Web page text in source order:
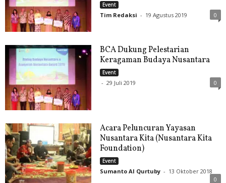
Event
Tim Redaksi - 19 Agustus 2019 0
BCA Dukung Pelestarian
Keragaman Budaya Nusantara
Event
- 29 Juli 2019 0
Acara Peluncuran Yayasan
Nusantara Kita (Nusantara Kita
Foundation)
Event
Sumanto Al Qurtuby - 13 Oktober 2018
0